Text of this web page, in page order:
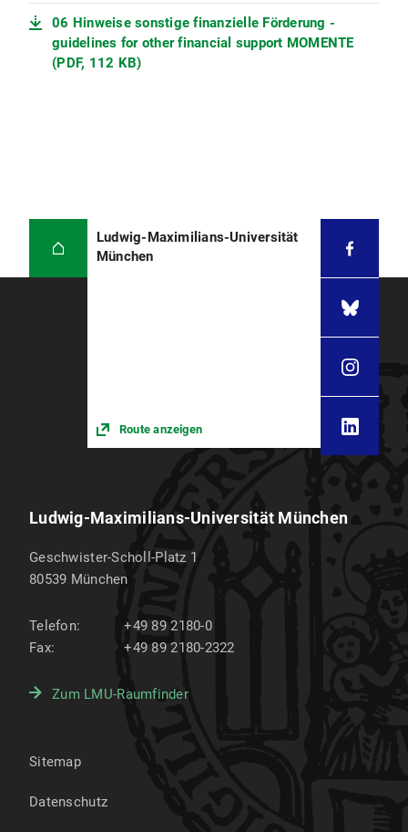
06 Hinweise sonstige finanzielle Förderung -
guidelines for other financial support MOMENTE
(PDF, 112 KB)
Ludwig-Maximilians-Universität
München
Route anzeigen
Ludwig-Maximilians-Universität München
Geschwister-Scholl-Platz 1
80539 München
Telefon:
+49 89 2180-0
Fax:
+49 89 2180-2322
Zum LMU-Raumfinder
Sitemap
Datenschutz